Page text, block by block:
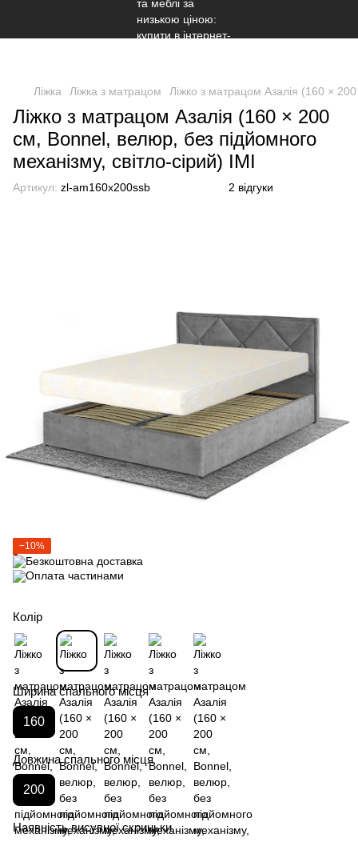
Ліжка Ліжка з матрацом Ліжко з матрацом Азалія (160 ×
Ліжко з матрацом Азалія (160 × 200
см, Bonnel, велюр, без підйомного
механізму, світло-сірий) IMI
Артикул: zl-am160x200ssb 2 відгуки
−10%
Колір
Ширина спального місця
160
Довжина спального місця
200
Наявність висувної скриньки